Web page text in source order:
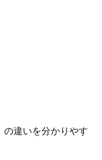
の違いを分かりやす